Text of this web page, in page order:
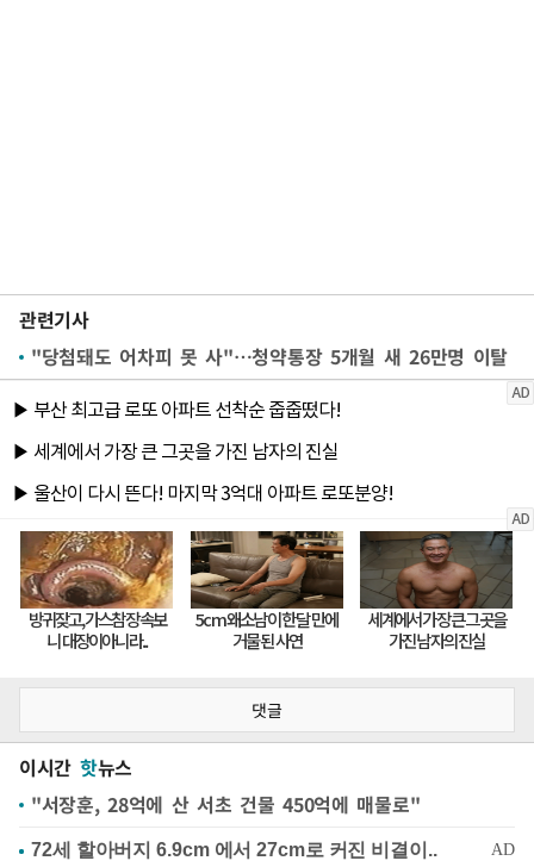
관련기사
"당첨돼도 어차피 못 사"…청약통장 5개월 새 26만명 이탈
댓글
이시간 핫뉴스
"서장훈, 28억에 산 서초 건물 450억에 매물로"